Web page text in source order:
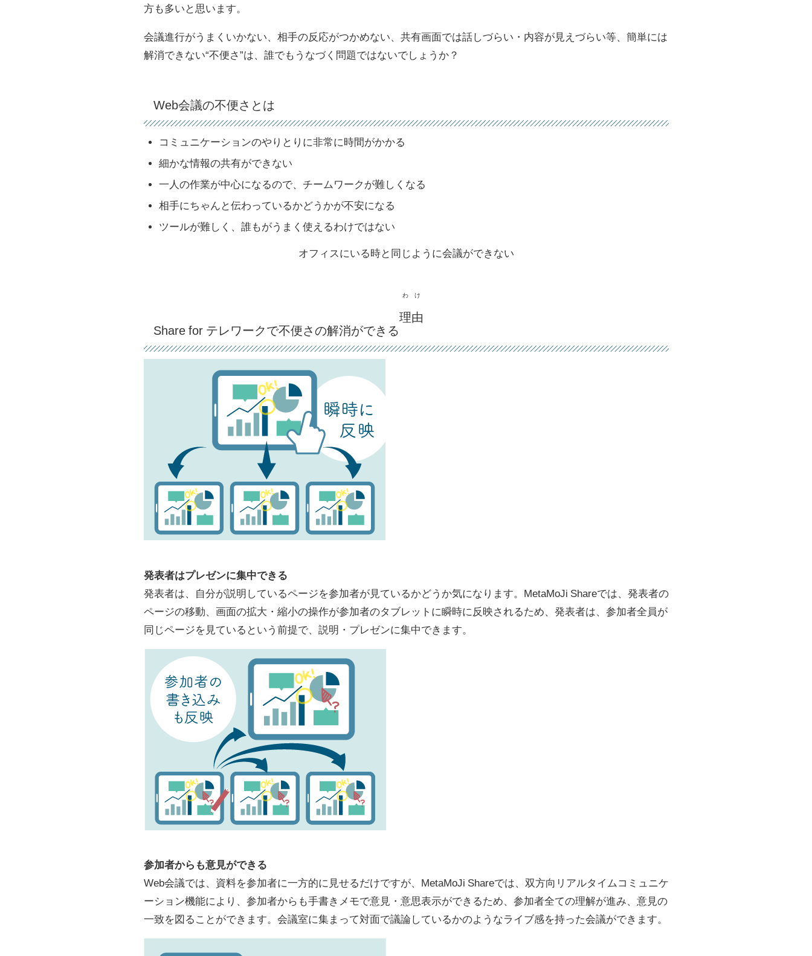
方も多いと思います。
会議進行がうまくいかない、相手の反応がつかめない、共有画面では話しづらい・内容が見えづらい等、簡単には
解消できない“不便さ”は、誰でもうなづく問題ではないでしょうか？
Web会議の不便さとは
コミュニケーションのやりとりに非常に時間がかかる
細かな情報の共有ができない
一人の作業が中心になるので、チームワークが難しくなる
相手にちゃんと伝わっているかどうかが不安になる
ツールが難しく、誰もがうまく使えるわけではない
オフィスにいる時と同じように会議ができない
Share for テレワークで不便さの解消ができる
理由
わけ
発表者はプレゼンに集中できる
発表者は、自分が説明しているページを参加者が見ているかどうか気になります。MetaMoJi Shareでは、発表者の
ページの移動、画面の拡大・縮小の操作が参加者のタブレットに瞬時に反映されるため、発表者は、参加者全員が
同じページを見ているという前提で、説明・プレゼンに集中できます。
参加者からも意見ができる
Web会議では、資料を参加者に一方的に見せるだけですが、MetaMoJi Shareでは、双方向リアルタイムコミュニケ
ーション機能により、参加者からも手書きメモで意見・意思表示ができるため、参加者全ての理解が進み、意見の
一致を図ることができます。会議室に集まって対面で議論しているかのようなライブ感を持った会議ができます。